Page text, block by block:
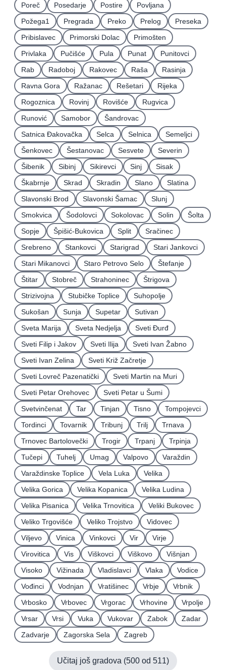
Poreč
Posedarje Postire
Povljana
Požega1
Pregrada Preko Prelog
Preseka
Pribislavec
Primorski Dolac
Primošten
Privlaka
Pučišće Pula Punat
Punitovci
Rab
Radoboj Rakovec Raša
Rasinja
Ravna Gora
Ražanac Rešetari
Rijeka
Rogoznica
Rovinj Rovišće
Rugvica
Runović
Samobor
Šandrovac
Satnica Ðakovačka
Selca Selnica
Semeljci
Šenkovec
Šestanovac Sesvete
Severin
Šibenik
Sibinj Sikirevci Sinj
Sisak
Škabrnje
Skrad Skradin Slano
Slatina
Slavonski Brod
Slavonski Šamac
Slunj
Smokvica
Šodolovci Sokolovac Solin
Šolta
Sopje
Špišić-Bukovica Split
Sračinec
Srebreno
Stankovci Starigrad
Stari Jankovci
Stari Mikanovci
Staro Petrovo Selo
Štefanje
Štitar
Stobreč Strahoninec
Štrigova
Strizivojna
Stubičke Toplice
Suhopolje
Sukošan
Sunja Supetar
Sutivan
Sveta Marija
Sveta Nedjelja
Sveti Ðurđ
Sveti Filip i Jakov
Sveti Ilija
Sveti Ivan Žabno
Sveti Ivan Zelina
Sveti Križ Začretje
Sveti Lovreč Pazenatički
Sveti Martin na Muri
Sveti Petar Orehovec
Sveti Petar u Šumi
Svetvinčenat
Tar Tinjan Tisno
Tompojevci
Tordinci
Tovarnik Tribunj Trilj
Trnava
Trnovec Bartolovečki
Trogir Trpanj
Trpinja
Tučepi
Tuhelj Umag Valpovo
Varaždin
Varaždinske Toplice
Vela Luka
Velika
Velika Gorica
Velika Kopanica
Velika Ludina
Velika Pisanica
Velika Trnovitica
Veliki Bukovec
Veliko Trgovišće
Veliko Trojstvo
Vidovec
Viljevo
Vinica Vinkovci Vir
Virje
Virovitica
Vis Viškovci Viškovo
Višnjan
Visoko
Vižinada Vladislavci Vlaka
Vodice
Vođinci
Vodnjan Vratišinec Vrbje
Vrbnik
Vrbosko
Vrbovec Vrgorac Vrhovine
Vrpolje
Vrsar
Vrsi Vuka Vukovar Zabok
Zadar
Zadvarje
Zagorska Sela Zagreb
Učitaj još gradova (500 od 511)